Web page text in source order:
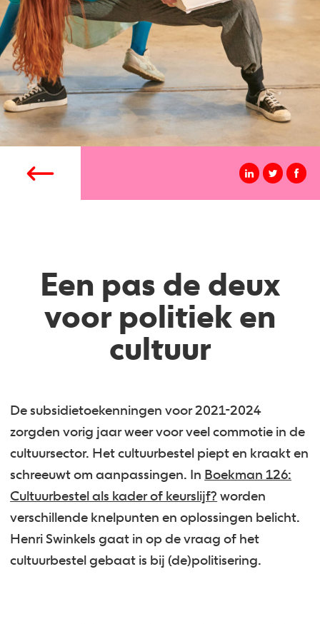
Een pas de deux
voor politiek en
cultuur
De subsidietoekenningen voor 2021-2024
zorgden vorig jaar weer voor veel commotie in de
cultuursector. Het cultuurbestel piept en kraakt en
schreeuwt om aanpassingen. In Boekman 126:
Cultuurbestel als kader of keurslijf? worden
verschillende knelpunten en oplossingen belicht.
Henri Swinkels gaat in op de vraag of het
cultuurbestel gebaat is bij (de)politisering.